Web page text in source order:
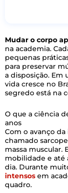
Mudar o corpo
na academia.
pequenas
para preservar
a disposição.
vida cresce no
segredo está na
O que a ciência
anos
Com o avanço
chamado
massa muscular.
mobilidade e até
dia. Durante
intensos em
quadro.